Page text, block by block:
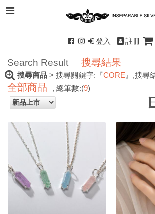
登入 註冊
Search Result 搜尋結果
搜尋商品> 搜尋關鍵字:『CORE 』 ,搜尋
全部商品 , 總筆數:(9)